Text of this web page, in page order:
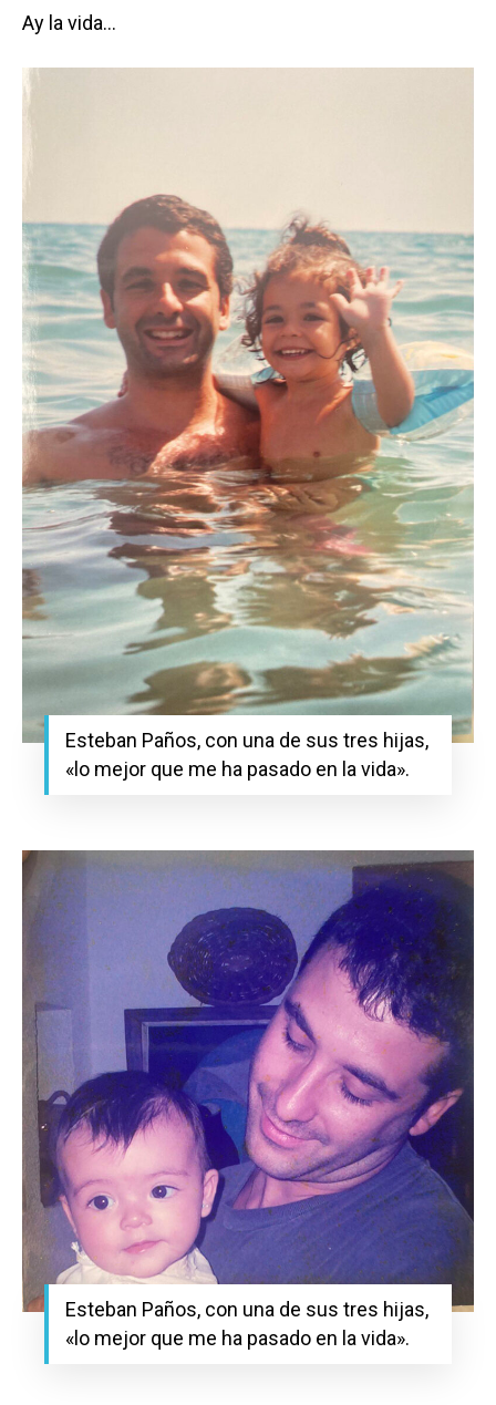
Ay la vida…
Esteban Paños, con una de sus tres hijas,
«lo mejor que me ha pasado en la vida».
Esteban Paños, con una de sus tres hijas,
«lo mejor que me ha pasado en la vida».